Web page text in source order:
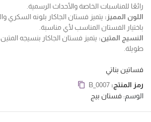
رائعًا للمناسبات الخاصة والأحداث الرسمية.
اللون المميز: يتميز فستان الجاكار بلونه السكري
باختيار الفستان المناسب لأي مناسبة.
النسيج المتين: يتميز فستان الجاكار بنسيجه
طويلة.
فساتين بناتي
رمز المنتج: B_0007
الوسم: فستان بيج